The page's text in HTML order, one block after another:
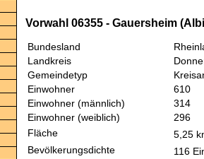
Vorwahl 06355 - Gauersheim
Bundesland
Landkreis
Gemeindetyp
Einwohner
610
Einwohner (männlich)
314
Einwohner (weiblich)
296
Fläche
5,25
Bevölkerungsdichte
116